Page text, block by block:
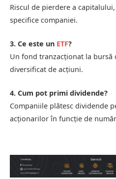
Riscul de pierdere a
specifice companiei.
3. Ce este un ETF?
Un fond tranzacționat la bursă
diversificat de acțiuni.
4. Cum pot primi dividende?
Companiile plătesc dividende
acționarilor în funcție de